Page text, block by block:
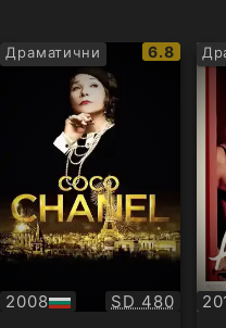
Драматични
IMDb
рейтинг:
6.8
2008
БГ
Качество:
SD 480